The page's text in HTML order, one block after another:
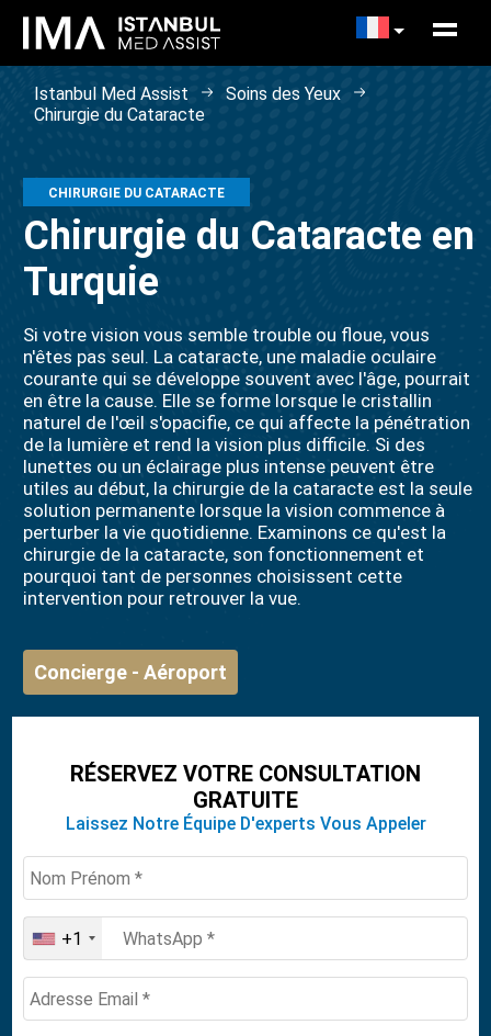
Istanbul Med Assist
Soins des Yeux
Chirurgie du Cataracte
CHIRURGIE DU CATARACTE
Chirurgie du Cataracte en
Turquie
Si votre vision vous semble trouble ou floue, vous
n'êtes pas seul. La cataracte, une maladie oculaire
courante qui se développe souvent avec l'âge, pourrait
en être la cause. Elle se forme lorsque le cristallin
naturel de l'œil s'opacifie, ce qui affecte la pénétration
de la lumière et rend la vision plus difficile. Si des
lunettes ou un éclairage plus intense peuvent être
utiles au début, la chirurgie de la cataracte est la seule
solution permanente lorsque la vision commence à
perturber la vie quotidienne. Examinons ce qu'est la
chirurgie de la cataracte, son fonctionnement et
pourquoi tant de personnes choisissent cette
intervention pour retrouver la vue.
Concierge - Aéroport
RÉSERVEZ VOTRE CONSULTATION
GRATUITE
Laissez Notre Équipe D'experts Vous Appeler
United
States
+1
+1